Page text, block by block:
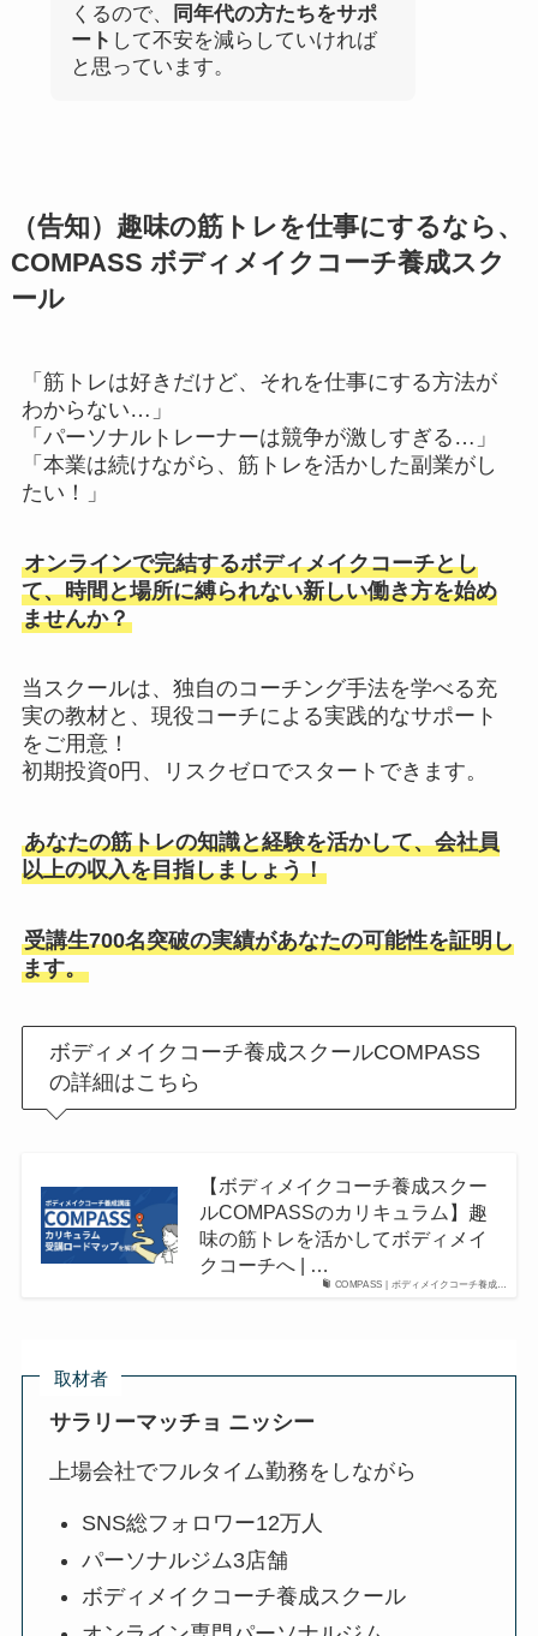
くるので、
同年代の方たちをサポ
ート して不安を減らしていければ
と思っています。
（告知）趣味の筋トレを仕事にするなら、
COMPASS ボディメイクコーチ養成スク
ール
「筋トレは好きだけど、それを仕事にする方法が
わからない…」
「パーソナルトレーナーは競争が激しすぎる…」
「本業は続けながら、筋トレを活かした副業がし
たい！」
オンラインで完結するボディメイクコーチとし
て、時間と場所に縛られない新しい働き方を始め
ませんか？
当スクールは、独自のコーチング手法を学べる充
実の教材と、現役コーチによる実践的なサポート
をご用意！
初期投資0円、リスクゼロでスタートできます。
あなたの筋トレの知識と経験を活かして、会社員
以上の収入を目指しましょう！
受講生700名突破の実績があなたの可能性を証明し
ます。
ボディメイクコーチ養成スクールCOMPASS
の詳細はこちら
COMPASS | ボディメイクコーチ養成…
【ボディメイクコーチ養成スクー
ルCOMPASSのカリキュラム】趣
味の筋トレを活かしてボディメイ
クコーチへ | …
取材者
サラリーマッチョ ニッシー
上場会社でフルタイム勤務をしながら
SNS総フォロワー12万人
パーソナルジム3店舗
ボディメイクコーチ養成スクール